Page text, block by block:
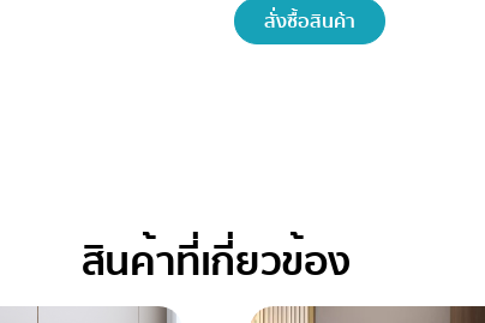
สั่งซื้อสินค้า
สินค้าที่เกี่ยวข้อง